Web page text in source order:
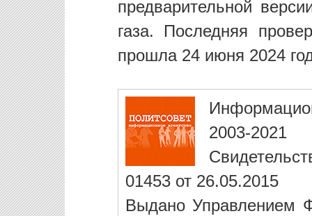
предварительной
газа. Последняя
прошла 24 июня 2024
2003-2021
01453 от 26.05.2015
Выдано Управлением